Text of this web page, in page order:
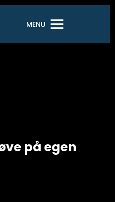
MENU
på egen